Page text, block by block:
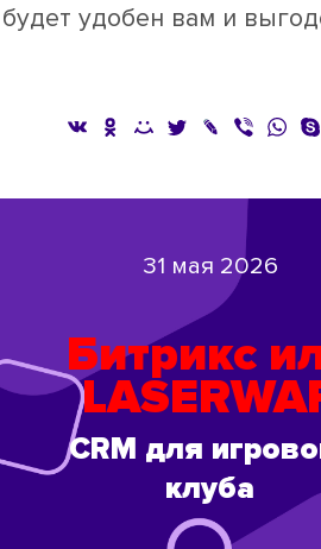
удобен вам и
31 мая 2026
Битрикс
CRM для
клуба